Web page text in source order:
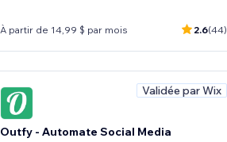
À partir de 14,99 $ par mois 2.6(44)
Validée par Wix
Outfy - Automate Social Media